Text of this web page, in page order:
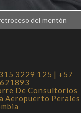
del mentón
3229 125 | +57
De Consultorios
Aeropuerto Perales